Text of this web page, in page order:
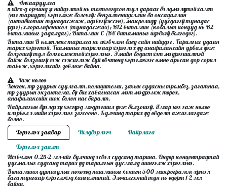
Анхааруулга
n vitro-д орчинд үл нийцэлтэй нь тогтоогдсон тул дараах бэлдмэлүүдтэй хамт
(нэг тариурт) хэрэглэж болохгүй: бензилпенициллин ба оксациллин
(антибиотик тунадасжиж, идэвхгүйжсэн), макролидүүд (уусдаггүй тунадас
үүсдэг); хлорамфеникол (тунадасжих); В12 витамин (кобальт ионууд нь В2
витаминыг задалдаг); Витамин С (В6 витаминыг идэвхгүй болгодог).
Витамин В комплекс тарилга нь ихэвчлэн биед сайн нийцдэг. Тарилгыг удаан
тарих хэрэгтэй. Тиаминыг тарилгаар хэрэглэх үед анафилаксийн урвал үүсэж
болзошгүй тул болгоомжтой хэрэглэнэ. Эмийн бодист хэт мэдрэгшилтэй
байж болзошгүй гэж сэжиглэж буй өвчтөнд хэрэглэхээс өмнө арьсан дор сорил
тавьж, хэрэглэхийг зөвлөж байна.
Гаж нөлөө
Хөнгөн, түр зуурын суулгалт, полицитеми, захын судасны тромбоз, загатнаа,
түр зуурын экзантема, бүх бие хавагнасан мэт мэдрэмж төрөх,
анафилаксийн шок болон нас баралт.
Найрлагын бүрэлдэхүүн хэсгүүдэд мэдрэгшил үүсэж болзошгүй. Ямар нэг гаж нөлөө
илэрвэл эмийн хэрэглээг зогсооно. Булчинд тарих үед өвдөлт ажиглагдаж
болно.
Хэрэглэх заавар
Үйлдвэрлэгч
Найрлага
Хэрэглэх заалт
Ихэвчлэн 0.25-2 мл-ийг булчинд эсвэл судсанд тарина. Өндөр концентрацтай
уусмалыг судсанд тарих үед тарилгын уусмалд шингэлж хэрэглэнэ.
Витамины дутагдлыг нөхөхөд тиаминыг хоногт 500 микрограмм хүртэл
бага тунгаар хэрэглэхэд хангалттай. Эмчилгээний тун нь өдөрт 1-2 мл
байна.